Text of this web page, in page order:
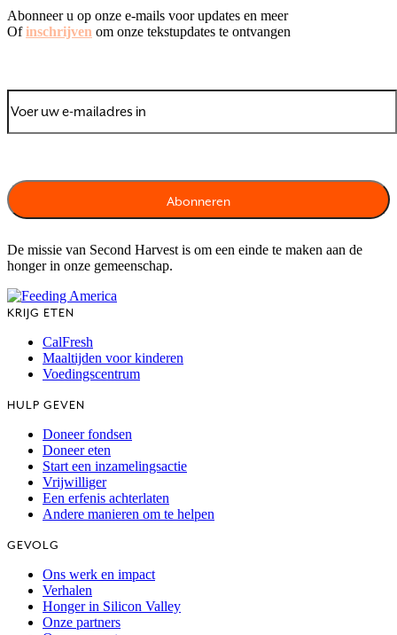
Abonneer u op onze e-mails voor updates en meer
Ofinschrijven om onze tekstupdates te ontvangen
De missie van Second Harvest is om een einde te maken aan de
honger in onze gemeenschap.
KRIJG ETEN
CalFresh
Maaltijden voor kinderen
Voedingscentrum
HULP GEVEN
Doneer fondsen
Doneer eten
Start een inzamelingsactie
Vrijwilliger
Een erfenis achterlaten
Andere manieren om te helpen
GEVOLG
Ons werk en impact
Verhalen
Honger in Silicon Valley
Onze partners